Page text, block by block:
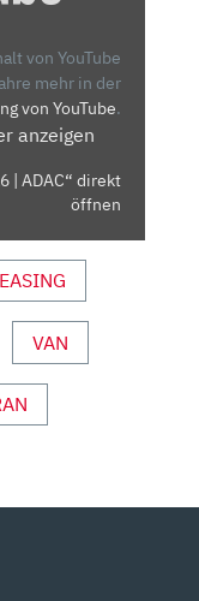
von YouTube
mehr in der
von YouTube.
anzeigen
| ADAC“ direkt
öffnen
VAN